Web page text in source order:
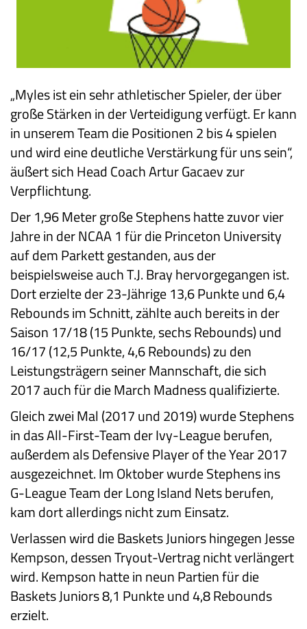
„Myles ist ein sehr athletischer Spieler, der über
große Stärken in der Verteidigung verfügt. Er kann
in unserem Team die Positionen 2 bis 4 spielen
und wird eine deutliche Verstärkung für uns sein“,
äußert sich Head Coach Artur Gacaev zur
Verpflichtung.
Der 1,96 Meter große Stephens hatte zuvor vier
Jahre in der NCAA 1 für die Princeton University
auf dem Parkett gestanden, aus der
beispielsweise auch T.J. Bray hervorgegangen ist.
Dort erzielte der 23-Jährige 13,6 Punkte und 6,4
Rebounds im Schnitt, zählte auch bereits in der
Saison 17/18 (15 Punkte, sechs Rebounds) und
16/17 (12,5 Punkte, 4,6 Rebounds) zu den
Leistungsträgern seiner Mannschaft, die sich
2017 auch für die March Madness qualifizierte.
Gleich zwei Mal (2017 und 2019) wurde Stephens
in das All-First-Team der Ivy-League berufen,
außerdem als Defensive Player of the Year 2017
ausgezeichnet. Im Oktober wurde Stephens ins
G-League Team der Long Island Nets berufen,
kam dort allerdings nicht zum Einsatz.
Verlassen wird die Baskets Juniors hingegen Jesse
Kempson, dessen Tryout-Vertrag nicht verlängert
wird. Kempson hatte in neun Partien für die
Baskets Juniors 8,1 Punkte und 4,8 Rebounds
erzielt.